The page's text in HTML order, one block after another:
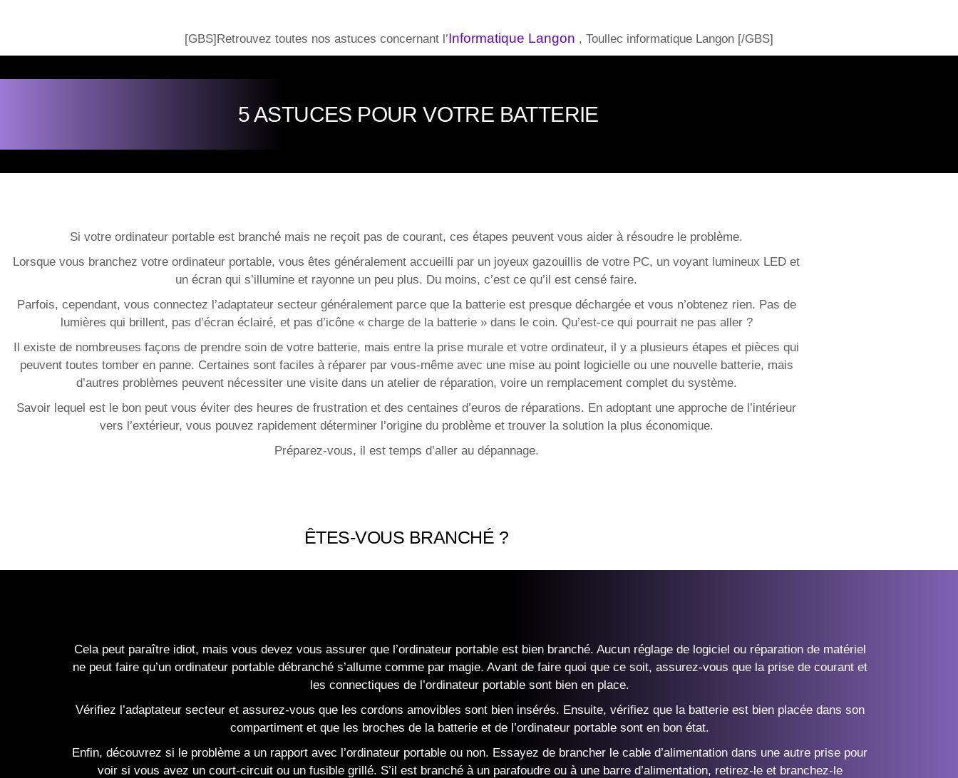
[GBS]Retrouvez toutes nos astuces concernant l’Informatique Langon , Toullec informatique Langon [/GBS]
5 ASTUCES POUR VOTRE BATTERIE
Si votre ordinateur portable est branché mais ne reçoit pas de courant, ces étapes peuvent vous aider à résoudre le problème.
Lorsque vous branchez votre ordinateur portable, vous êtes généralement accueilli par un joyeux gazouillis de votre PC, un voyant lumineux LED et
un écran qui s’illumine et rayonne un peu plus. Du moins, c’est ce qu’il est censé faire.
Parfois, cependant, vous connectez l’adaptateur secteur généralement parce que la batterie est presque déchargée et vous n’obtenez rien. Pas de
lumières qui brillent, pas d’écran éclairé, et pas d’icône « charge de la batterie » dans le coin. Qu’est-ce qui pourrait ne pas aller ?
Il existe de nombreuses façons de prendre soin de votre batterie, mais entre la prise murale et votre ordinateur, il y a plusieurs étapes et pièces qui
peuvent toutes tomber en panne. Certaines sont faciles à réparer par vous-même avec une mise au point logicielle ou une nouvelle batterie, mais
d’autres problèmes peuvent nécessiter une visite dans un atelier de réparation, voire un remplacement complet du système.
Savoir lequel est le bon peut vous éviter des heures de frustration et des centaines d’euros de réparations. En adoptant une approche de l’intérieur
vers l’extérieur, vous pouvez rapidement déterminer l’origine du problème et trouver la solution la plus économique.
Préparez-vous, il est temps d’aller au dépannage.
ÊTES-VOUS BRANCHÉ ?
Cela peut paraître idiot, mais vous devez vous assurer que l’ordinateur portable est bien branché. Aucun réglage de logiciel ou réparation de matériel
ne peut faire qu’un ordinateur portable débranché s’allume comme par magie. Avant de faire quoi que ce soit, assurez-vous que la prise de courant et
les connectiques de l’ordinateur portable sont bien en place.
Vérifiez l’adaptateur secteur et assurez-vous que les cordons amovibles sont bien insérés. Ensuite, vérifiez que la batterie est bien placée dans son
compartiment et que les broches de la batterie et de l’ordinateur portable sont en bon état.
Enfin, découvrez si le problème a un rapport avec l’ordinateur portable ou non. Essayez de brancher le cable d’alimentation dans une autre prise pour
voir si vous avez un court-circuit ou un fusible grillé. S’il est branché à un parafoudre ou à une barre d’alimentation, retirez-le et branchez-le